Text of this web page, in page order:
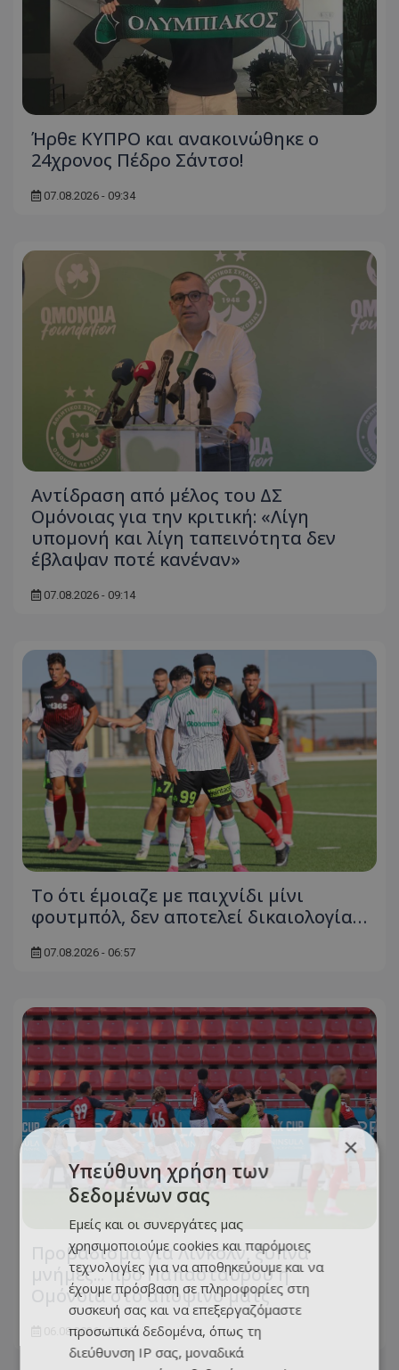
Ήρθε ΚΥΠΡΟ και ανακοινώθηκε ο
24χρονος Πέδρο Σάντσο!
07.08.2026 - 09:34
Αντίδραση από μέλος του ΔΣ
Ομόνοιας για την κριτική: «Λίγη
υπομονή και λίγη ταπεινότητα δεν
έβλαψαν ποτέ κανέναν»
07.08.2026 - 09:14
Το ότι έμοιαζε με παιχνίδι μίνι
φουτμπόλ, δεν αποτελεί δικαιολογία…
07.08.2026 - 06:57
Προβάδισμα για Λίνκολν, ξυπνά
μνήμες... προ Παπασταύρου η
Ομόνοια στο αποψινό ματς
06.08.2026 - 21:33
×
Υπεύθυνη χρήση των
δεδομένων σας
Εμείς και οι συνεργάτες μας
χρησιμοποιούμε cookies και παρόμοιες
τεχνολογίες για να αποθηκεύουμε και να
έχουμε πρόσβαση σε πληροφορίες στη
συσκευή σας και να επεξεργαζόμαστε
προσωπικά δεδομένα, όπως τη
διεύθυνση IP σας, μοναδικά